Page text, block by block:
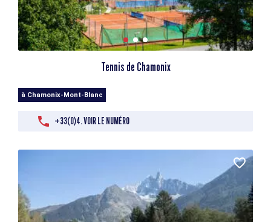
Tennis de Chamonix
à Chamonix-Mont-Blanc
+33(0)4. VOIR LE NUMÉRO